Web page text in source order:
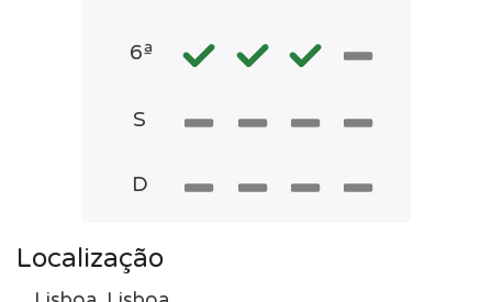
6ª
S
D
Localização